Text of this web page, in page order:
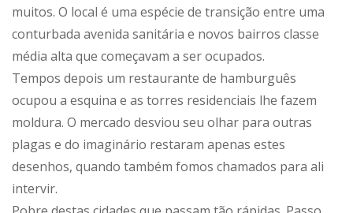
muitos. O local é uma espécie de transição entre uma
conturbada avenida sanitária e novos bairros classe
média alta que começavam a ser ocupados.
Tempos depois um restaurante de hamburguês
ocupou a esquina e as torres residenciais lhe fazem
moldura. O mercado desviou seu olhar para outras
plagas e do imaginário restaram apenas estes
desenhos, quando também fomos chamados para ali
intervir.